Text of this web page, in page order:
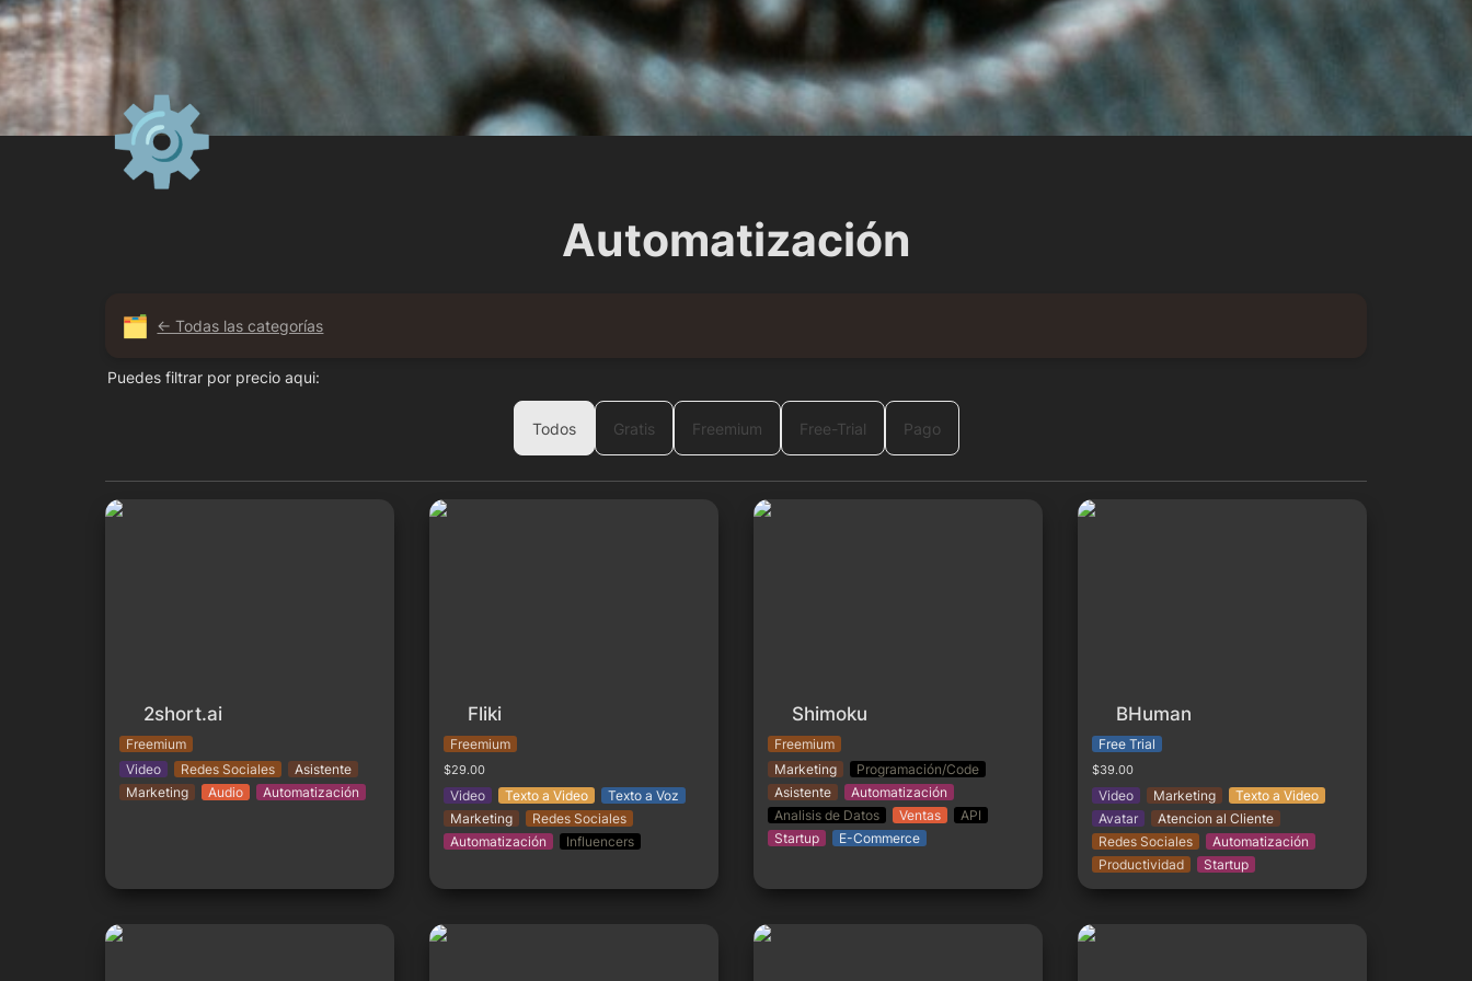
⚙
Automatización
🗂️ ← Todas las categorías
Puedes filtrar por precio aqui:
Todos Gratis Freemium Free-Trial Pago
2short.ai
2short.ai
Freemium
Video
Redes Sociales
Asistente
Marketing
Audio Automatización
Fliki
Fliki
Freemium
$29.00
Video Texto a Video
Texto a Voz
Marketing
Redes Sociales
Automatización
Influencers
Shimoku
Shimoku
Freemium
Marketing
Programación/Code
Asistente
Automatización
Analisis de Datos
Ventas
API
Startup
E-Commerce
BHuman
BHuman
Free Trial
$39.00
Video Marketing
Texto a Video
Avatar
Atencion al Cliente
Redes Sociales
Automatización
Productividad
Startup
BrowseAI ChatPDF Eilla AI Excel Formula Bot